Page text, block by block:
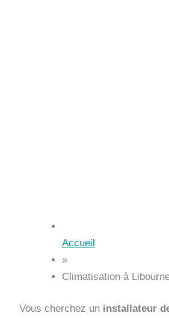
Accueil
»
Climatisation à
Vous cherchez un installateur